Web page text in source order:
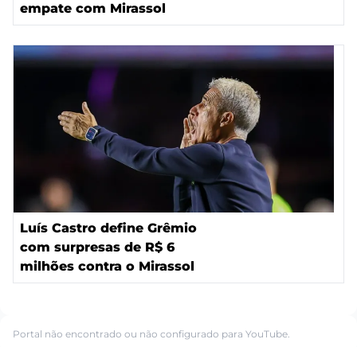
empate com Mirassol
Luís Castro define Grêmio
com surpresas de R$ 6
milhões contra o Mirassol
Portal não encontrado ou não configurado para YouTube.